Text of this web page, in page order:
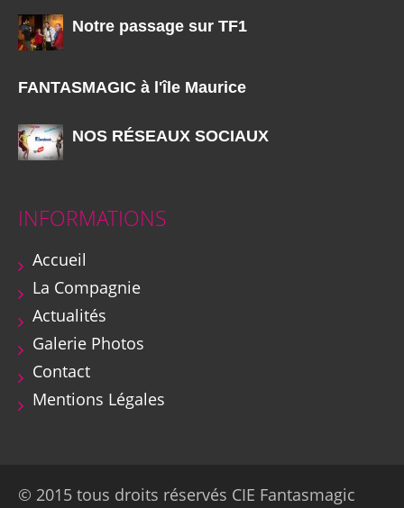
Notre passage sur TF1
FANTASMAGIC à l'île Maurice
NOS RÉSEAUX SOCIAUX
INFORMATIONS
Accueil
La Compagnie
Actualités
Galerie Photos
Contact
Mentions Légales
© 2015 tous droits réservés CIE Fantasmagic